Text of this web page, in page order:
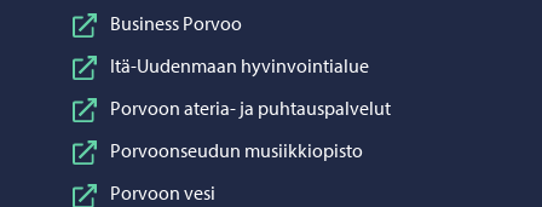
Business Porvoo
Itä-Uudenmaan hyvinvointialue
Porvoon ateria- ja puhtauspalvelut
Porvoonseudun musiikkiopisto
Porvoon vesi